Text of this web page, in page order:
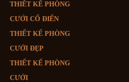
THIẾT KẾ PHÒNG
CƯỚI CỔ ĐIỂN
THIẾT KẾ PHÒNG
CƯỚI ĐẸP
THIẾT KẾ PHÒNG
CƯỚI